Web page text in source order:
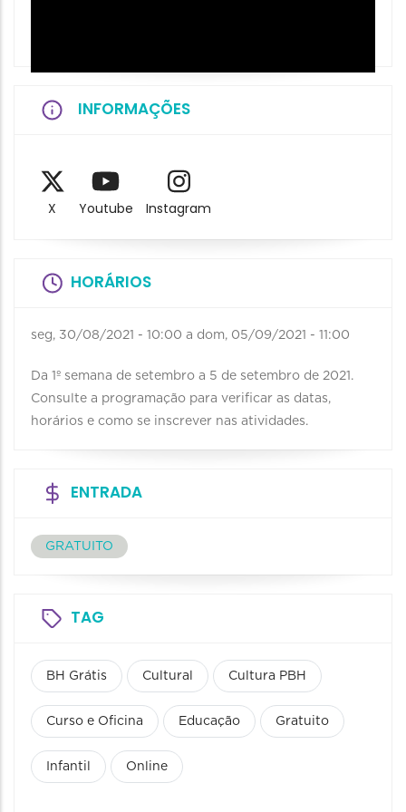
INFORMAÇÕES
X Youtube Instagram
HORÁRIOS
seg, 30/08/2021 - 10:00 a dom, 05/09/2021 - 11:00
Da 1º semana de setembro a 5 de setembro de 2021.
Consulte a programação para verificar as datas,
horários e como se inscrever nas atividades.
ENTRADA
GRATUITO
TAG
BH Grátis Cultural Cultura PBH
Curso e Oficina Educação Gratuito
Infantil Online